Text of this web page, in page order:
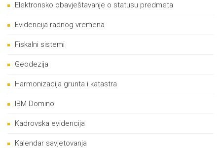
Elektronsko obavještavanje o statusu predmeta
Evidencija radnog vremena
Fiskalni sistemi
Geodezija
Harmonizacija grunta i katastra
IBM Domino
Kadrovska evidencija
Kalendar savjetovanja